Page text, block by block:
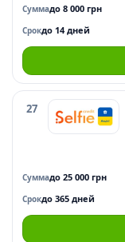
Суммадо 8 000 грн
Срокдо 14 дней
27
Суммадо 25 000 грн
Срокдо 365 дней